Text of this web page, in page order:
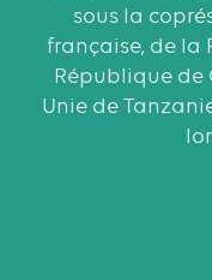
sous la
française, de la
République de
Unie de